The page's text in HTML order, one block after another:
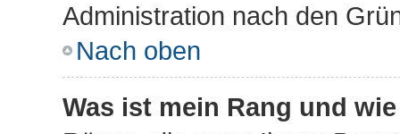
Administration nach den
Nach oben
Was ist mein Rang und